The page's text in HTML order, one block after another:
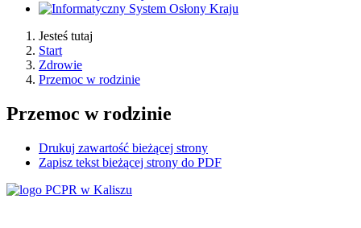
Jesteś tutaj
Start
Zdrowie
Przemoc w rodzinie
Przemoc w rodzinie
Drukuj zawartość bieżącej strony
Zapisz tekst bieżącej strony do PDF